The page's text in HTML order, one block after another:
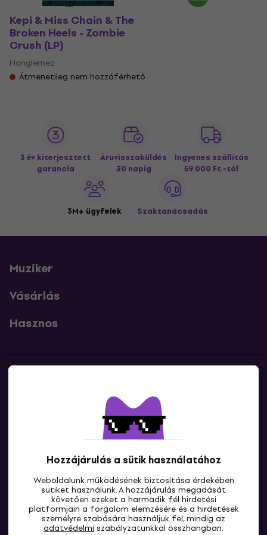
Hozzájárulás a sütik használatához
Weboldalunk működésének biztosítása érdekében
sütiket használunk. A hozzájárulás megadását
követően ezeket a harmadik fél hirdetési
platformjain a forgalom elemzésére és a hirdetések
személyre szabására használjuk fel, mindig az
adatvédelmi szabályzatunkkal összhangban.
Kepi & Miss Chain & The
Broken Heels - Zombie
Crush (LP)
Hanglemez
Átmenetileg nem hozzáférhető
3 év kiterjesztett
garancia
Áruvisszaküldés
30 napig
Ingyenes szállítás
59 000 Ft -tól
3M+ ügyfelek Szaktanácsadás
Muziker
Vásárlás
Hasznos
Lépj kapcsolatba velünk
HU